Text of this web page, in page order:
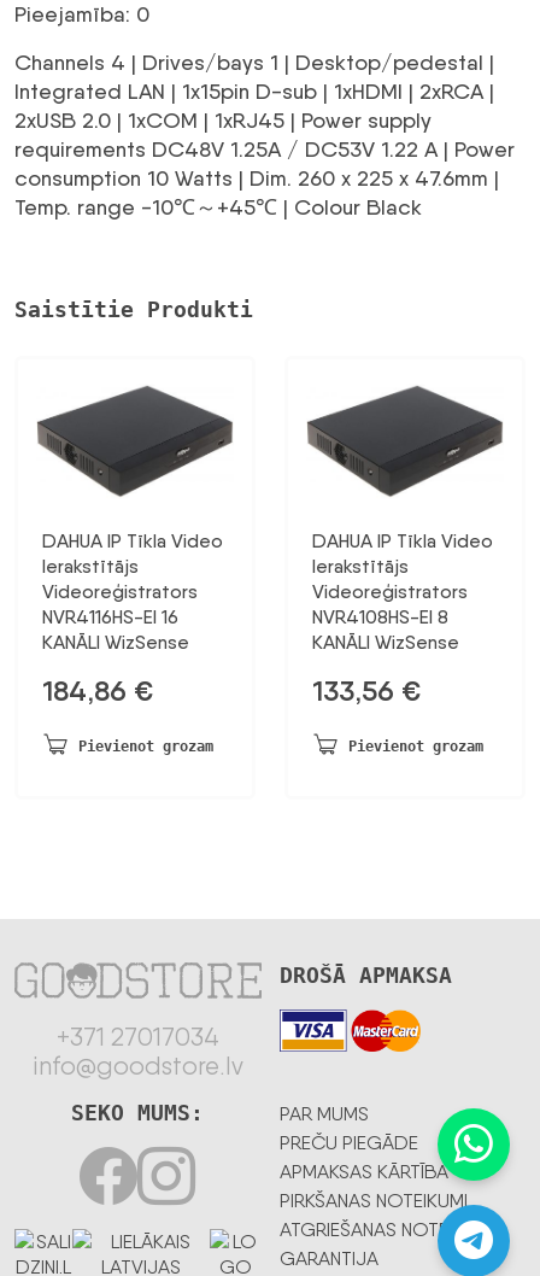
Pieejamība: 0
Channels 4 | Drives/bays 1 | Desktop/pedestal |
Integrated LAN | 1x15pin D-sub | 1xHDMI | 2xRCA |
2xUSB 2.0 | 1xCOM | 1xRJ45 | Power supply
requirements DC48V 1.25A / DC53V 1.22 A | Power
consumption 10 Watts | Dim. 260 x 225 x 47.6mm |
Temp. range -10℃～+45℃ | Colour Black
Saistītie Produkti
DAHUA IP Tīkla Video
Ierakstītājs
Videoreģistrators
NVR4116HS-EI 16
KANĀLI WizSense
184,86 €
Pievienot grozam
DAHUA IP Tīkla Video
Ierakstītājs
Videoreģistrators
NVR4108HS-EI 8
KANĀLI WizSense
133,56 €
Pievienot grozam
+371 27017034
info@goodstore.lv
DROŠĀ APMAKSA
PAR MUMS
PREČU PIEGĀDE
APMAKSAS KĀRTĪBA
PIRKŠANAS NOTEIKUMI
ATGRIEŠANAS NOTEIKUMI
GARANTIJA
SEKO MUMS: